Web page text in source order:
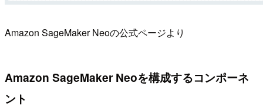
Amazon SageMaker Neoの公式ページより
Amazon SageMaker Neoを構成するコンポーネ
ント